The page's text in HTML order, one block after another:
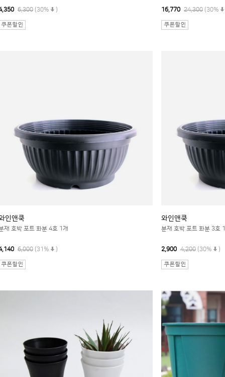
6,300 (30% ) 16,770 24,300 (30%
인앤쿡
재 호박 포트 화분 4호 1개
6,000 (31% )
와인앤쿡
분재 호박 포트 화분 3호
2,900 4,200 (30% )